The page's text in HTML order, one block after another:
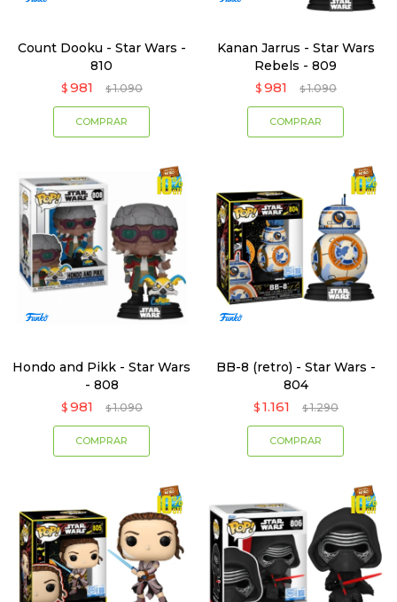
Count Dooku - Star Wars -
810
$ 981 $ 1.090
Kanan Jarrus - Star Wars
Rebels - 809
$ 981 $ 1.090
Hondo and Pikk - Star Wars
- 808
$ 981 $ 1.090
BB-8 (retro) - Star Wars -
804
$ 1.161 $ 1.290